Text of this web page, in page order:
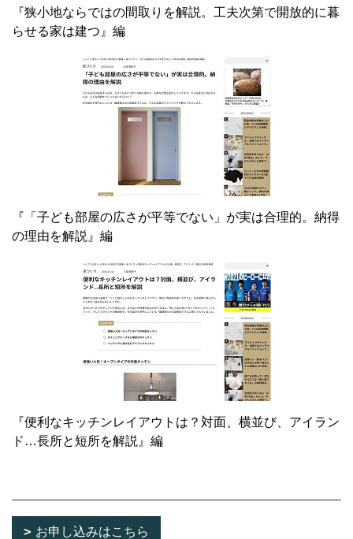
『狭小地ならではの間取りを解説。工夫次第で開放的に暮
らせる家は建つ』編
『「子ども部屋の広さが平等でない」が実は合理的。納得
の理由を解説』編
『便利なキッチンレイアウトは？対面、横並び、アイラン
ド…長所と短所を解説』編
お申し込みはこちら